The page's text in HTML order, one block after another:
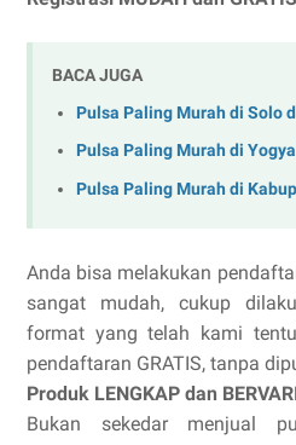
BACA JUGA
Pulsa Paling Murah di Solo
Pulsa Paling Murah di
Pulsa Paling Murah di
Anda bisa melakukan
sangat mudah, cukup
format yang telah kami
pendaftaran GRATIS, tanpa
Produk LENGKAP dan
Bukan sekedar menjual